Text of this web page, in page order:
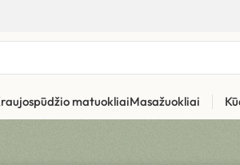
matuokliaiMasažuokliai